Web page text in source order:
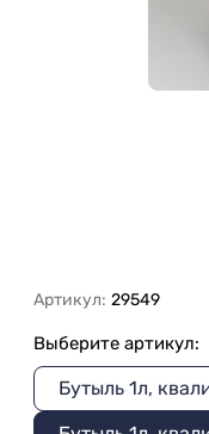
Артикул: 29549
Выберите артикул:
Бутыль 1л,